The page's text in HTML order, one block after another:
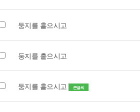
둥지를 흩으시고
둥지를 흩으시고
둥지를 흩으시고 큰글씨